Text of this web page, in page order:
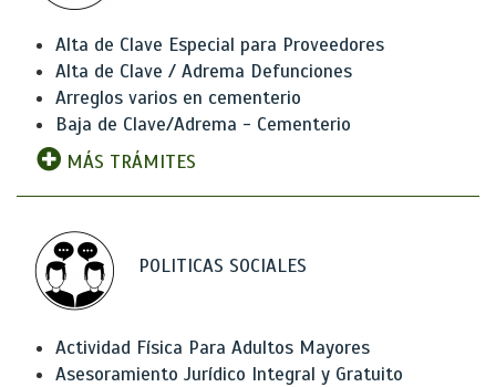
Alta de Clave Especial para Proveedores
Alta de Clave / Adrema Defunciones
Arreglos varios en cementerio
Baja de Clave/Adrema - Cementerio
MÁS TRÁMITES
POLITICAS SOCIALES
Actividad Física Para Adultos Mayores
Asesoramiento Jurídico Integral y Gratuito